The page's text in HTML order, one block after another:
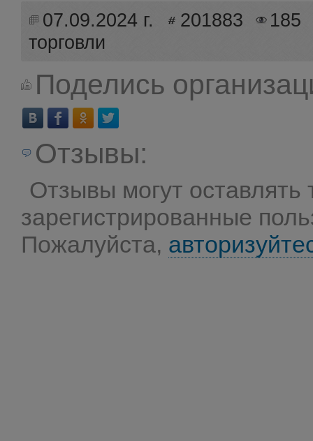
07.09.2024 г. 201883
185
торговли
Поделись
Отзывы:
Отзывы могут оставлять
зарегистрированные
Пожалуйста,